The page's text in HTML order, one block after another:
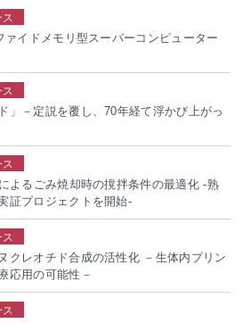
イドメモリ型スーパーコンピューター
」－定説を覆し、70年経て浮かび上がっ
よるごみ焼却時の撹拌条件の最適化 -熟
証プロジェクトを開始-
クレオチド合成の活性化 －生体内プリン
応用の可能性－